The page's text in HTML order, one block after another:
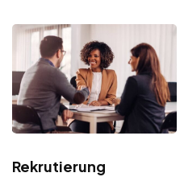
Rekrutierung